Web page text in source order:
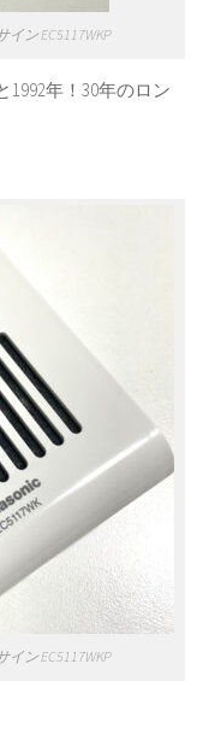
ン EC5117WKP
1992年！30年のロン
ン EC5117WKP